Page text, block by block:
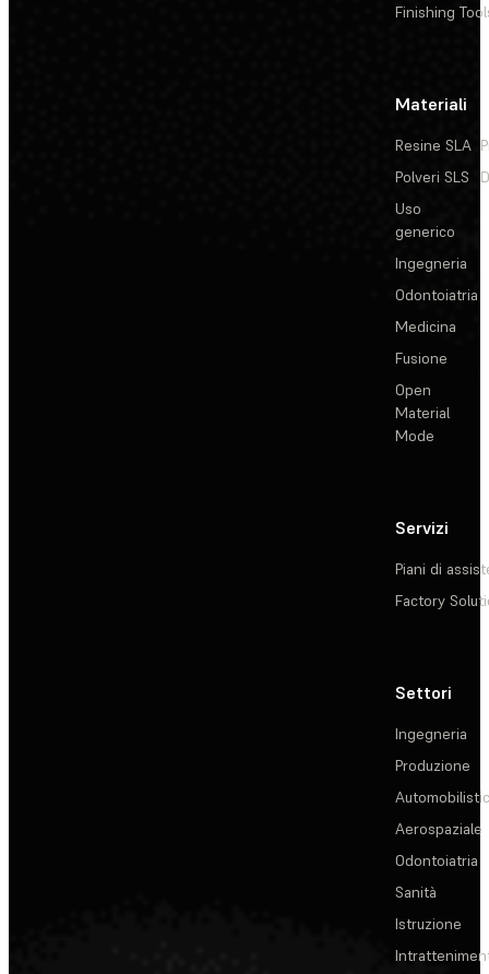
Finishing
Materiali
Resine SLA
Polveri SLS
Uso
generico
Ingegneria
Odontoiatria
Medicina
Fusione
Open
Material
Mode
Servizi
Piani di
Factory
Settori
Ingegneria
Produzione
Aerospaziale
Odontoiatria
Sanità
Istruzione